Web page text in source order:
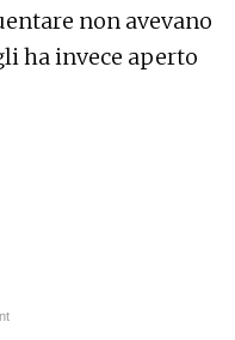
non avevano
ha invece aperto